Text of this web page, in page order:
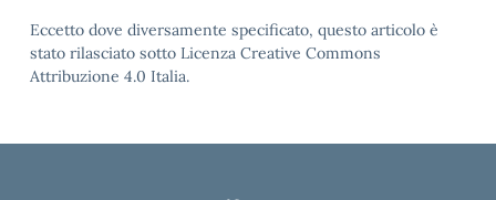
Eccetto dove diversamente specificato, questo articolo è
stato rilasciato sotto Licenza Creative Commons
Attribuzione 4.0 Italia.